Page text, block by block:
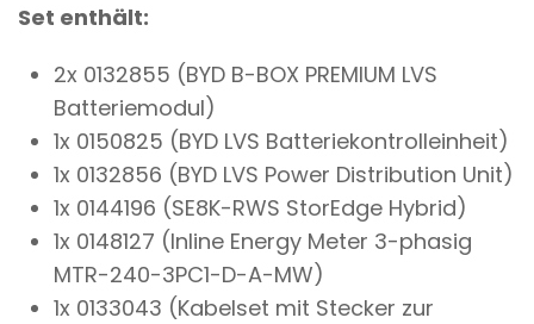
Set enthält:
2x 0132855 (BYD B-BOX PREMIUM LVS
Batteriemodul)
1x 0150825 (BYD LVS Batteriekontrolleinheit)
1x 0132856 (BYD LVS Power Distribution Unit)
1x 0144196 (SE8K-RWS StorEdge Hybrid)
1x 0148127 (Inline Energy Meter 3-phasig
MTR-240-3PC1-D-A-MW)
1x 0133043 (Kabelset mit Stecker zur